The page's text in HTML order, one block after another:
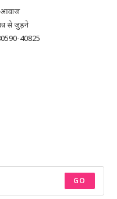
से जुड़ने
40825
GO